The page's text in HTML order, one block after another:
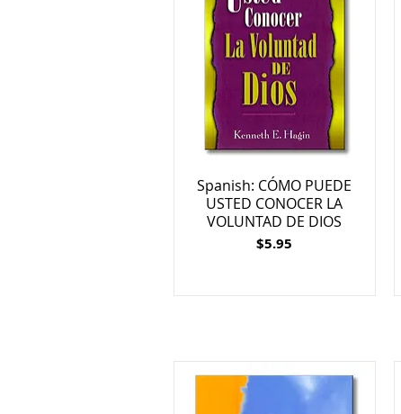
Spanish: CÓMO PUEDE
USTED CONOCER LA
VOLUNTAD DE DIOS
Price
$5.95